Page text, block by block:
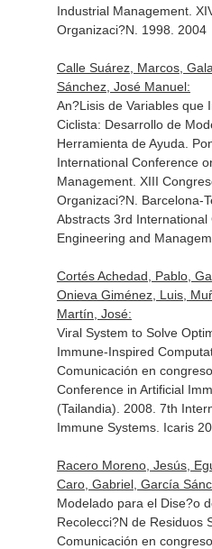
Industrial Management.
Organizaci?N. 1998. 2004
Calle Suárez, Marcos,
Sánchez, José Manuel:
An?Lisis de Variables que
Ciclista: Desarrollo de
Herramienta de Ayuda.
International Conference
Management. XIII
Organizaci?N. Barcelona-
Abstracts 3rd
Engineering and
Cortés Achedad, Pablo,
Onieva Giménez, Luis,
Martín, José:
Viral System to Solve
Immune-Inspired
Comunicación en
Conference in Artificial
(Tailandia). 2008. 7th
Immune Systems. Icaris
Racero Moreno, Jesús,
Caro, Gabriel, García
Modelado para el Dise?o
Recolecci?N de Residuos
Comunicación en